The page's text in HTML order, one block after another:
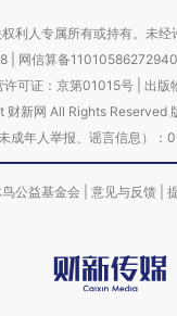
利人专属所有或持有。未
网信算备
许可证：京第01015号| 出版
财新网 All Rights Reserved
成年人举报、谣言信息
公益基金会 意见与反馈